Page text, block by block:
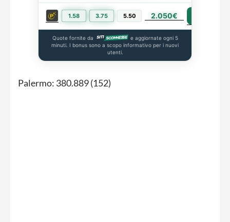
1.58 3.75 5.50 2.050€
Quote fornite da
e aggiornate ogni 5
minuti. I bonus sono a scopo informativo per i nuovi
utenti.
Palermo: 380.889 (152)